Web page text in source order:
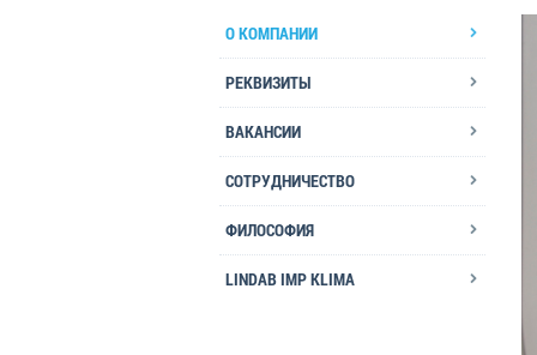
О КОМПАНИИ
РЕКВИЗИТЫ
ВАКАНСИИ
СОТРУДНИЧЕСТВО
ФИЛОСОФИЯ
LINDAB IMP KLIMA